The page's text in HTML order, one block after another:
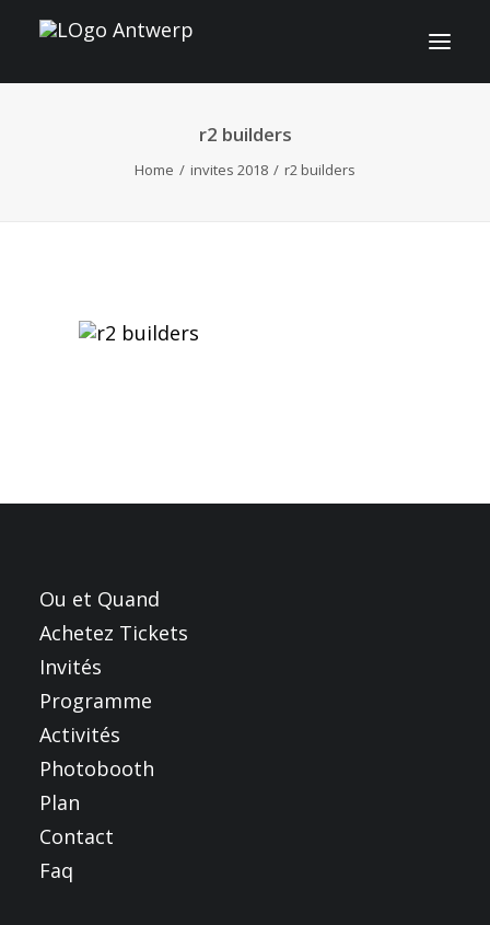
INFO
CONTACT
FRANÇAIS
NEDERLANDS
r2 builders
Home invites 2018 r2 builders
Ou et Quand
Achetez Tickets
Invités
Programme
Activités
Photobooth
Plan
Contact
Faq